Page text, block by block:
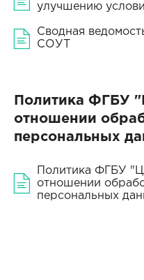
улучшению
Сводная
СОУТ
Политика ФГБУ
отношении
персональных
Политика ФГБУ
отношении
персональных